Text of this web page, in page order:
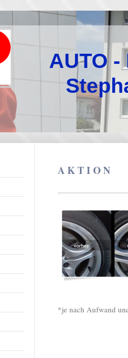
AUTO -
A K T I O N
*je nach Aufwand